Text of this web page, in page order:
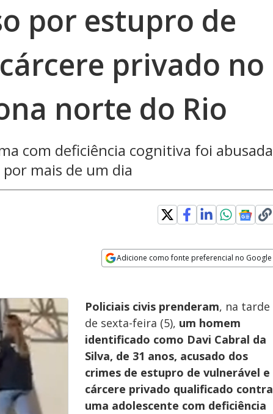
por estupro de
privado no
norte do Rio
com deficiência cognitiva foi abusada
mais de um dia
Adicione como fonte preferencial no Google
Policiais civis prenderam, na tarde
de sexta-feira (5), um homem
identificado como Davi Cabral da
Silva, de 31 anos, acusado dos
crimes de estupro de vulnerável e
cárcere privado qualificado contra
uma adolescente com deficiência